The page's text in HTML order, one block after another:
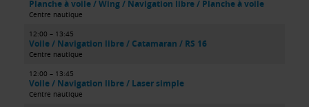
Planche à voile / Wing / Navigation libre / Planche à voile
Centre nautique
12:00 – 13:45
Voile / Navigation libre / Catamaran / RS 16
Centre nautique
12:00 – 13:45
Voile / Navigation libre / Laser simple
Centre nautique